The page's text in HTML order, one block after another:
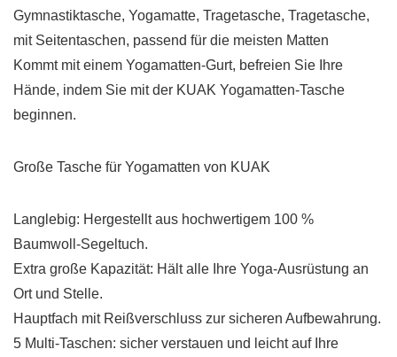
Gymnastiktasche, Yogamatte, Tragetasche, Tragetasche,
mit Seitentaschen, passend für die meisten Matten
Kommt mit einem Yogamatten-Gurt, befreien Sie Ihre
Hände, indem Sie mit der KUAK Yogamatten-Tasche
beginnen.
Große Tasche für Yogamatten von KUAK
Langlebig: Hergestellt aus hochwertigem 100 %
Baumwoll-Segeltuch.
Extra große Kapazität: Hält alle Ihre Yoga-Ausrüstung an
Ort und Stelle.
Hauptfach mit Reißverschluss zur sicheren Aufbewahrung.
5 Multi-Taschen: sicher verstauen und leicht auf Ihre